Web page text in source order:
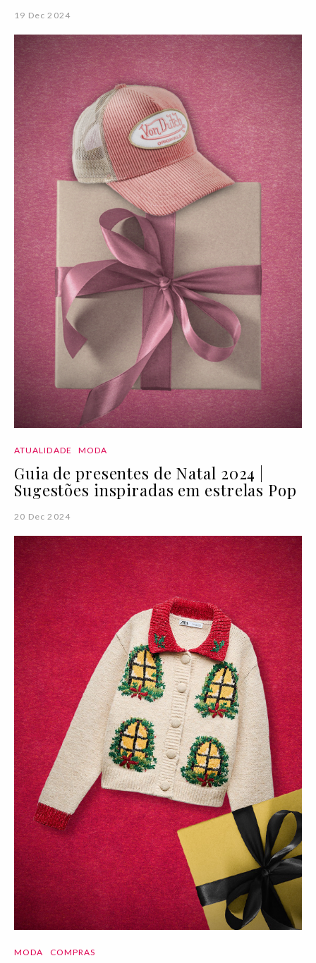
19 Dec 2024
ATUALIDADE MODA
Guia de presentes de Natal 2024 |
Sugestões inspiradas em estrelas Pop
20 Dec 2024
MODA COMPRAS